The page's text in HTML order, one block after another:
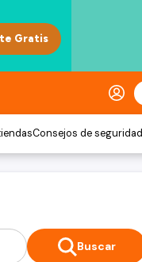
Consejos de seguridad
Buscar